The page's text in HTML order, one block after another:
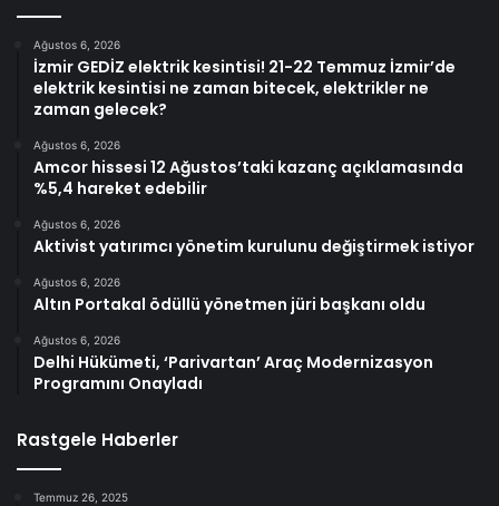
Ağustos 6, 2026
İzmir GEDİZ elektrik kesintisi! 21-22 Temmuz İzmir’de
elektrik kesintisi ne zaman bitecek, elektrikler ne
zaman gelecek?
Ağustos 6, 2026
Amcor hissesi 12 Ağustos’taki kazanç açıklamasında
%5,4 hareket edebilir
Ağustos 6, 2026
Aktivist yatırımcı yönetim kurulunu değiştirmek istiyor
Ağustos 6, 2026
Altın Portakal ödüllü yönetmen jüri başkanı oldu
Ağustos 6, 2026
Delhi Hükümeti, ‘Parivartan’ Araç Modernizasyon
Programını Onayladı
Rastgele Haberler
Temmuz 26, 2025